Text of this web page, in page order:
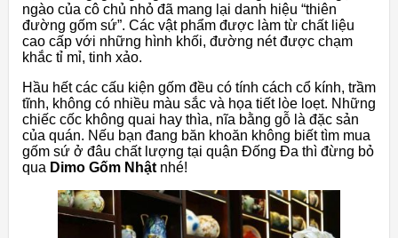
ngào của cô chủ nhỏ đã mang lại danh hiệu “thiên
đường gốm sứ”. Các vật phẩm được làm từ chất liệu
cao cấp với những hình khối, đường nét được chạm
khắc tỉ mỉ, tinh xảo.
Hầu hết các cấu kiện gốm đều có tính cách cổ kính, trầm
tĩnh, không có nhiều màu sắc và họa tiết lòe loẹt. Những
chiếc cốc không quai hay thìa, nĩa bằng gỗ là đặc sản
của quán. Nếu bạn đang băn khoăn không biết tìm mua
gốm sứ ở đâu chất lượng tại quận Đống Đa thì đừng bỏ
qua Dimo ​​Gốm Nhật nhé!